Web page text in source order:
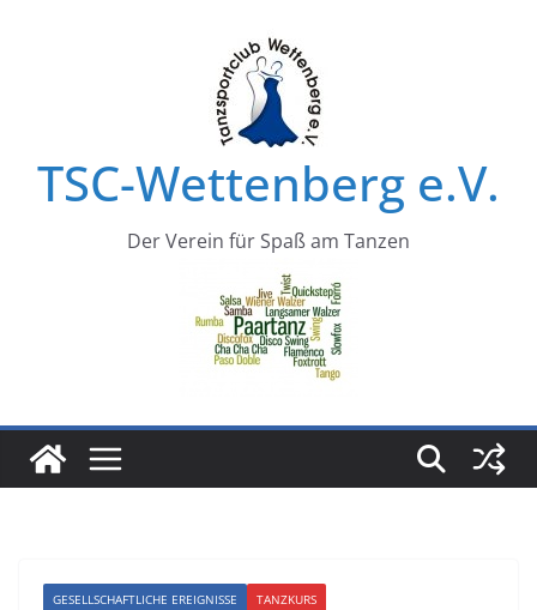
TSC-Wettenberg e.V.
Der Verein für Spaß am Tanzen
GESELLSCHAFTLICHE EREIGNISSE TANZKURS